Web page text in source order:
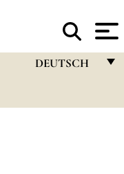
DEUTSCH